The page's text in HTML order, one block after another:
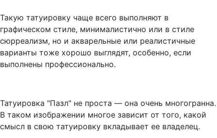
Такую татуировку чаще всего выполняют в
графическом стиле, минималистично или в стиле
сюрреализм, но и акварельные или реалистичные
варианты тоже хорошо выглядят, особенно, если
выполнены профессионально.
Татуировка "Пазл" не проста — она очень многогранна.
В таком изображении многое зависит от того, какой
смысл в свою татуировку вкладывает ее владелец.